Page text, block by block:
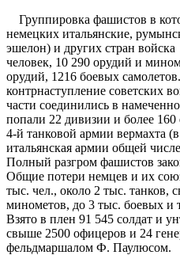
Группировка фашистов в
немецких итальянские,
эшелон) и других стран
человек, 10 290 орудий и
орудий, 1216 боевых
контрнаступление советских
части соединились в
попали 22 дивизии и более
4-й танковой армии вермахта
итальянская армии общей
Полный разгром фашистов
Общие потери немцев и их
тыс. чел., около 2 тыс. танков,
минометов, до 3 тыс. боевых и
Взято в плен 91 545 солдат и
свыше 2500 офицеров и 24
фельдмаршалом Ф. Паулюсом.